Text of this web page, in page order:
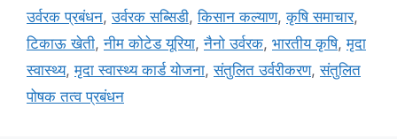
उर्वरक प्रबंधन,उर्वरक सब्सिडी,किसान कल्याण,कृषि समाचार,
टिकाऊ खेती,नीम कोटेड यूरिया,नैनो उर्वरक, भारतीय कृषि,मृदा
स्वास्थ्य,मृदा स्वास्थ्य कार्ड योजना,संतुलित उर्वरीकरण,संतुलित
पोषक तत्व प्रबंधन